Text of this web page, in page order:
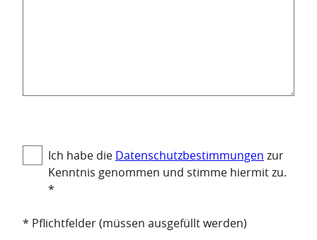
Disclaimer
Ich habe die Datenschutzbestimmungen zur
Kenntnis genommen und stimme hiermit zu.
*
* Pflichtfelder (müssen ausgefüllt werden)